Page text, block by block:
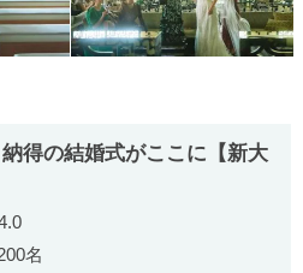
得の結婚式がここに【新大
口コミ評価
名